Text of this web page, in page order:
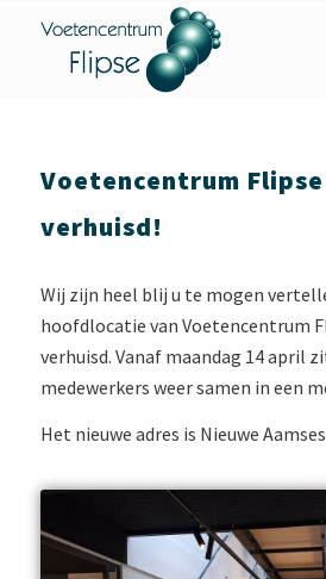
Voetencentrum
verhuisd!
Wij zijn heel blij u te mogen
hoofdlocatie van Voetencentrum
verhuisd. Vanaf maandag 14 april
medewerkers weer samen in een
Het nieuwe adres is Nieuwe